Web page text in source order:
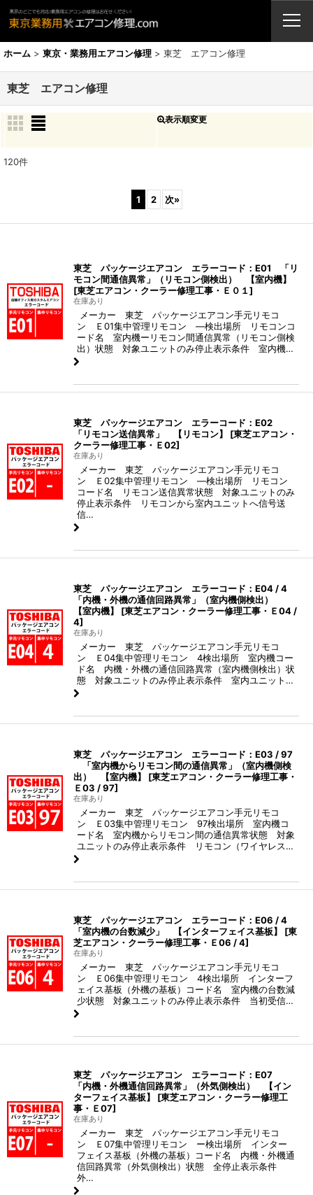
城）
ホーム > 東京・業務用エアコン修理 > 東芝 エアコン修理
東芝 エアコン修理
表示順変更
表示数
120件
1 2 次»
東芝 パッケージエアコン エラーコード：E01 「リ
モコン間通信異常」（リモコン側検出） 【室内機】
[東芝エアコン・クーラー修理工事・Ｅ０１]
在庫あり
メーカー 東芝 パッケージエアコン手元リモコ
ン Ｅ01集中管理リモコン ―検出場所 リモコンコ
ード名 室内機ーリモコン間通信異常（リモコン側検
出）状態 対象ユニットのみ停止表示条件 室内機…
東芝 パッケージエアコン エラーコード：E02
「リモコン送信異常」 【リモコン】
[東芝エアコン・
クーラー修理工事・Ｅ02]
在庫あり
メーカー 東芝 パッケージエアコン手元リモコ
ン Ｅ02集中管理リモコン ―検出場所 リモコン
コード名 リモコン送信異常状態 対象ユニットのみ
停止表示条件 リモコンから室内ユニットへ信号送
信…
東芝 パッケージエアコン エラーコード：E04 / 4
「内機・外機の通信回路異常」（室内機側検出）
【室内機】
[東芝エアコン・クーラー修理工事・Ｅ04 /
4]
在庫あり
メーカー 東芝 パッケージエアコン手元リモコ
ン Ｅ04集中管理リモコン 4検出場所 室内機コー
ド名 内機・外機の通信回路異常（室内機側検出）状
態 対象ユニットのみ停止表示条件 室内ユニット…
東芝 パッケージエアコン エラーコード：E03 / 97
「室内機からリモコン間の通信異常」（室内機側検
出） 【室内機】
[東芝エアコン・クーラー修理工事・
Ｅ03 / 97]
在庫あり
メーカー 東芝 パッケージエアコン手元リモコ
ン Ｅ03集中管理リモコン 97検出場所 室内機コ
ード名 室内機からリモコン間の通信異常状態 対象
ユニットのみ停止表示条件 リモコン（ワイヤレス…
東芝 パッケージエアコン エラーコード：E06 / 4
「室内機の台数減少」 【インターフェイス基板】
[東
芝エアコン・クーラー修理工事・Ｅ06 / 4]
在庫あり
メーカー 東芝 パッケージエアコン手元リモコ
ン Ｅ06集中管理リモコン 4検出場所 インターフ
ェイス基板（外機の基板）コード名 室内機の台数減
少状態 対象ユニットのみ停止表示条件 当初受信…
東芝 パッケージエアコン エラーコード：E07
「内機・外機通信回路異常」（外気側検出） 【イン
ターフェイス基板】
[東芝エアコン・クーラー修理工
事・Ｅ07]
在庫あり
メーカー 東芝 パッケージエアコン手元リモコ
ン Ｅ07集中管理リモコン ー検出場所 インター
フェイス基板（外機の基板）コード名 内機・外機通
信回路異常（外気側検出）状態 全停止表示条件
外…